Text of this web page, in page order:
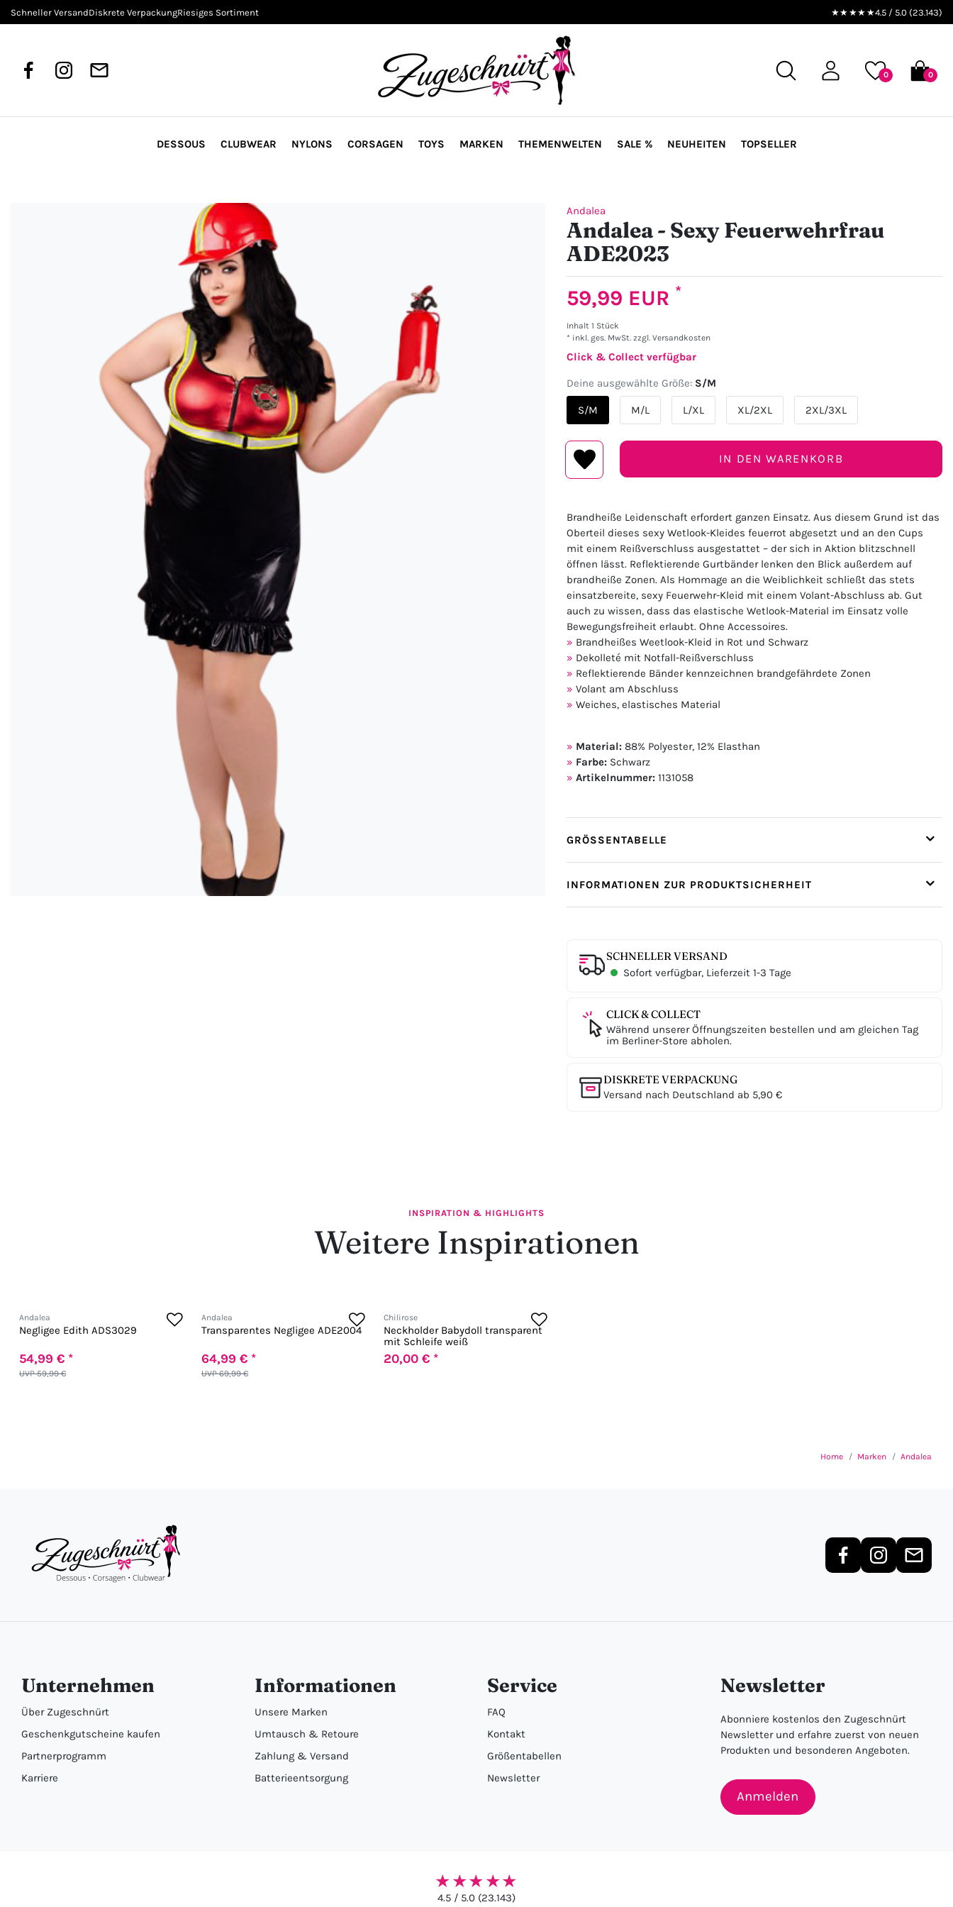
Schneller VersandDiskrete VerpackungRiesiges Sortiment ★★★★★4.5 / 5.0 (23.143)
0 0
DESSOUS CLUBWEAR NYLONS CORSAGEN TOYS MARKEN THEMENWELTEN SALE % NEUHEITEN TOPSELLER
Andalea
Andalea - Sexy Feuerwehrfrau
ADE2023
59,99 EUR *
Inhalt 1 Stück
* inkl. ges. MwSt. zzgl. Versandkosten
Click & Collect verfügbar
Deine ausgewählte Größe: S/M
S/M M/L L/XL XL/2XL 2XL/3XL
IN DEN WARENKORB
Brandheiße Leidenschaft erfordert ganzen Einsatz. Aus diesem Grund ist das
Oberteil dieses sexy Wetlook-Kleides feuerrot abgesetzt und an den Cups
mit einem Reißverschluss ausgestattet – der sich in Aktion blitzschnell
öffnen lässt. Reflektierende Gurtbänder lenken den Blick außerdem auf
brandheiße Zonen. Als Hommage an die Weiblichkeit schließt das stets
einsatzbereite, sexy Feuerwehr-Kleid mit einem Volant-Abschluss ab. Gut
auch zu wissen, dass das elastische Wetlook-Material im Einsatz volle
Bewegungsfreiheit erlaubt. Ohne Accessoires.
Brandheißes Weetlook-Kleid in Rot und Schwarz
Dekolleté mit Notfall-Reißverschluss
Reflektierende Bänder kennzeichnen brandgefährdete Zonen
Volant am Abschluss
Weiches, elastisches Material
Material: 88% Polyester, 12% Elasthan
Farbe: Schwarz
Artikelnummer: 1131058
GRÖSSENTABELLE
INFORMATIONEN ZUR PRODUKTSICHERHEIT
SCHNELLER VERSAND
Sofort verfügbar, Lieferzeit 1-3 Tage
CLICK & COLLECT
Während unserer Öffnungszeiten bestellen und am gleichen Tag
im Berliner-Store abholen.
DISKRETE VERPACKUNG
Versand nach Deutschland ab 5,90 €
INSPIRATION & HIGHLIGHTS
Weitere Inspirationen
Andalea
Negligee Edith ADS3029
UVP 59,99 €
54,99 € *
Andalea
Transparentes Negligee ADE2004
UVP 69,99 €
64,99 € *
Chilirose
Neckholder Babydoll transparent
mit Schleife weiß
20,00 € *
Home Marken Andalea
Unternehmen
Über Zugeschnürt
Geschenkgutscheine kaufen
Partnerprogramm
Karriere
Informationen
Unsere Marken
Umtausch & Retoure
Zahlung & Versand
Batterieentsorgung
Service
FAQ
Kontakt
Größentabellen
Newsletter
Newsletter
Abonniere kostenlos den Zugeschnürt
Newsletter und erfahre zuerst von neuen
Produkten und besonderen Angeboten.
Anmelden
★★★★★
4.5 / 5.0 (23.143)